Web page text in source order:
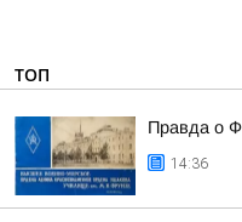
ТОП
Правда о
14:36